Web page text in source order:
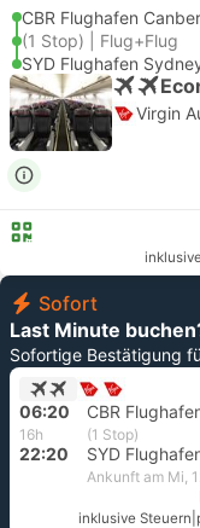
CBR Flughafen
(1 Stop) | Flug+Flug
SYD Flughafen
Virgin
Sofort
Last Minute
Sofortige Bestätigung
06:20 CBR
16h (1 Stop)
22:20
Ankunft am Mi,
inklusive Steuern